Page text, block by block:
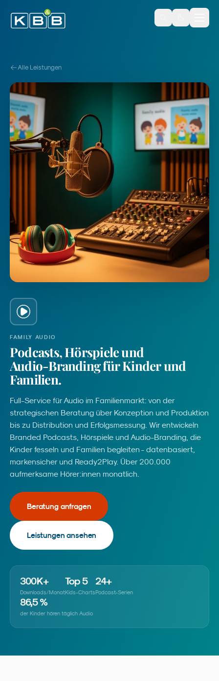
Alle Leistungen
FAMILY AUDIO
Podcasts,Hörspieleund
Audio-BrandingfürKinderund
Familien.
Full-Service für Audio im Familienmarkt: von der
strategischen Beratung über Konzeption und Produktion
bis zu Distribution und Erfolgsmessung. Wir entwickeln
Branded Podcasts, Hörspiele und Audio-Branding, die
Kinder fesseln und Familien begleiten - datenbasiert,
markensicher und Ready2Play. Über 200.000
aufmerksame Hörer:innen monatlich.
Beratung anfragen
Leistungen ansehen
300K+
Downloads/Monat
Top 5
Kids-Charts
24+
Podcast-Serien
86,5 %
der Kinder hören täglich Audio